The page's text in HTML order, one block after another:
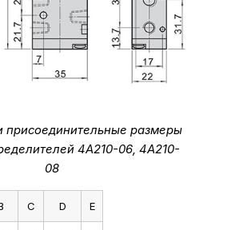
присоединительные размеры
4A210-06, 4A210-
08
C D E